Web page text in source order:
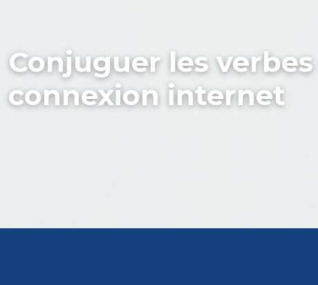
Conjuguer les
connexion internet